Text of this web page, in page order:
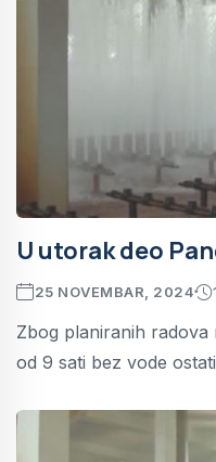
U utorak deo
25 NOVEMBAR, 2024
Zbog planiranih
od 9 sati bez vode